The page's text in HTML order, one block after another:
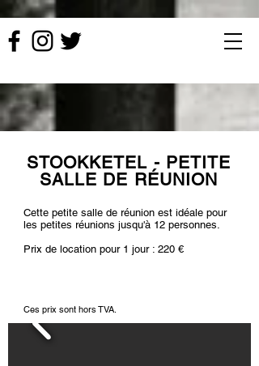
STOOKKETEL - PETITE
SALLE DE RÉUNION
Cette petite salle de réunion est idéale pour
les petites réunions jusqu'à 12 personnes.
Prix de location pour 1 jour : 220 €
Ces prix sont hors TVA.